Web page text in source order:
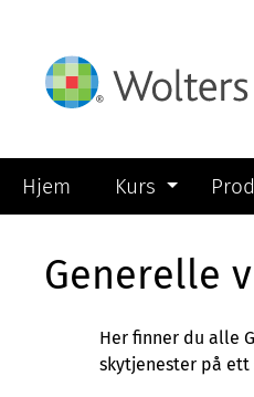
Hjem Kurs
Generelle
Her finner du alle
skytjenester på ett